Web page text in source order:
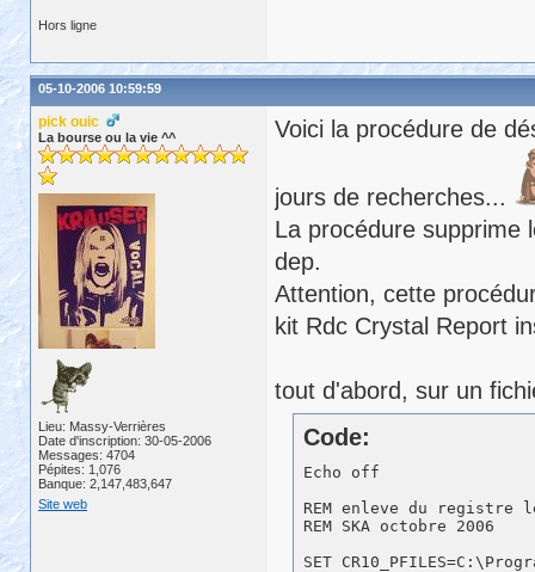
Hors ligne
05-10-2006 10:59:59
pick ouic
La bourse ou la vie ^^
Lieu: Massy-Verrières
Date d'inscription: 30-05-2006
Messages: 4704
Pépites: 1,076
Banque: 2,147,483,647
Site web
Voici la procédure de
jours de recherches...
La procédure supprime
dep.
Attention, cette
kit Rdc Crystal Report
tout d'abord, sur un
Code:
Echo off
REM enleve du registre
REM SKA octobre 2006
SET